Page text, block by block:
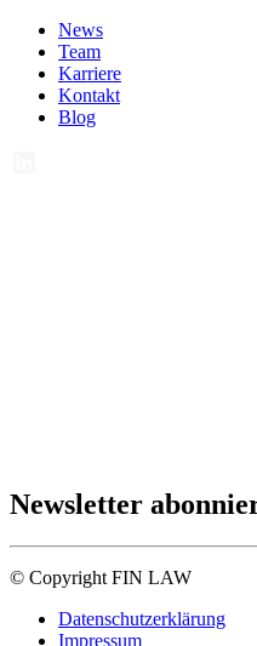
News
Team
Karriere
Kontakt
Blog
Newsletter
© Copyright FIN LAW
Datenschutzerklärung
Impressum